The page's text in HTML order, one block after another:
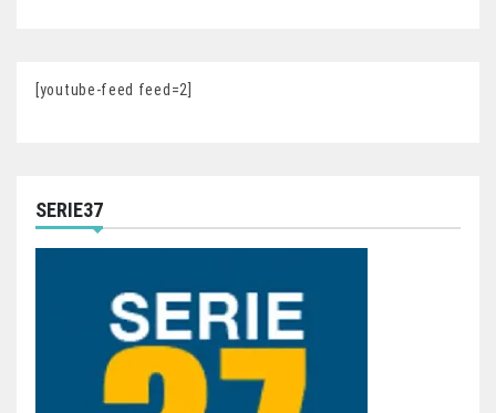
[youtube-feed feed=2]
SERIE37